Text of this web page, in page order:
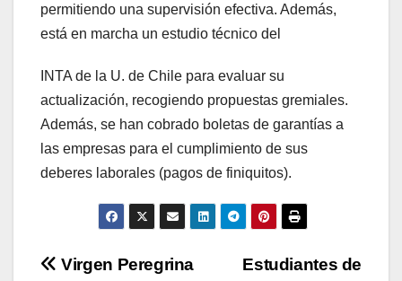
permitiendo una supervisión efectiva. Además,
está en marcha un estudio técnico del
INTA de la U. de Chile para evaluar su
actualización, recogiendo propuestas gremiales.
Además, se han cobrado boletas de garantías a
las empresas para el cumplimiento de sus
deberes laborales (pagos de finiquitos).
Navegación
Estudiantes de
Virgen Peregrina